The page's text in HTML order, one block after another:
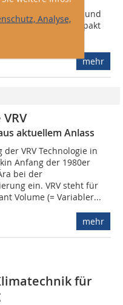
Analyse,
besteht aus zwei
dem Verdichter und
Beide sind kompakt
mehr
aktuellem Anlass
VRV Technologie in
Anfang der 1980er
bei der
ein. VRV steht für
Volume (= Variabler...
mehr
für